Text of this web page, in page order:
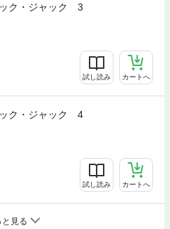
ク・ジャック 3
試し読み カートへ
ク・ジャック 4
試し読み カートへ
と見る